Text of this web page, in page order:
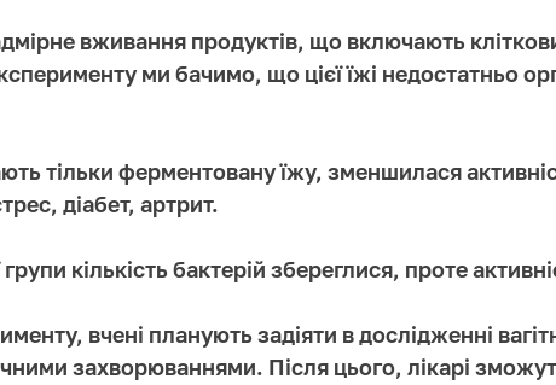
вживання продуктів, що включають
ми бачимо, що цієї їжі недостатньо
тільки ферментовану їжу, зменшилася
діабет, артрит.
кількість бактерій збереглися, проте
вчені планують задіяти в дослідженні
захворюваннями. Після цього, лікарі